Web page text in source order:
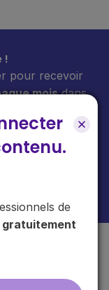
de
gratuitement
!
pour recevoir
moisdans